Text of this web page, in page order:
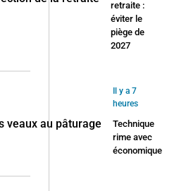
retraite :
éviter le
piège de
2027
Il y a 7
heures
Technique
rime avec
économique